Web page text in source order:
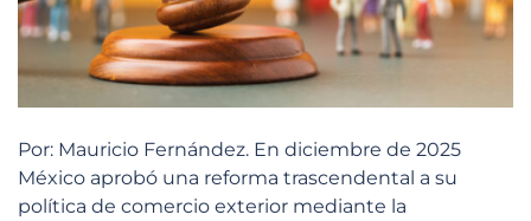
Por: Mauricio Fernández. En diciembre de 2025
México aprobó una reforma trascendental a su
política de comercio exterior mediante la